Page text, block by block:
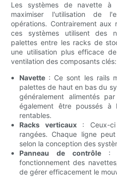
Les systèmes de navette à
maximiser l'utilisation de
opérations. Contrairement aux
ces systèmes utilisent des
palettes entre les racks de
une utilisation plus efficace
ventilation des composants clés:
Navette : Ce sont les rails
palettes de haut en bas du
généralement alimentés
également être poussés
rentables.
Racks verticaux : Ceux-
rangées. Chaque ligne
selon la conception des
Panneau de contrôle :
fonctionnement des
de gérer efficacement le